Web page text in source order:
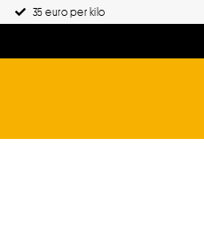
35 euro per kilo